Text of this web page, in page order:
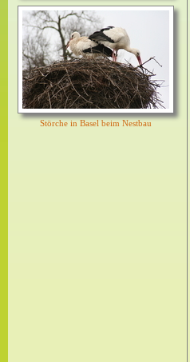
Störche in Basel beim Nestbau